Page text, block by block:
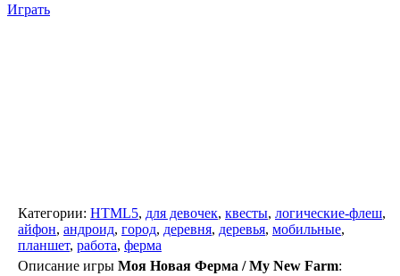
Играть
Категории: HTML5, для девочек, квесты, логические-флеш,
айфон, андроид, город, деревня, деревья, мобильные,
планшет, работа, ферма
Описание игры Моя Новая Ферма / My New Farm: